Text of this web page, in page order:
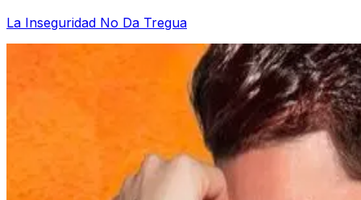
La Inseguridad No Da Tregua